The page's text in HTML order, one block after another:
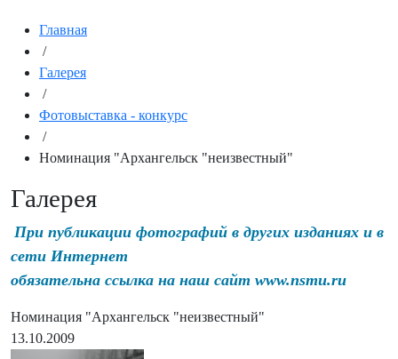
Главная
/
Галерея
/
Фотовыставка - конкурс
/
Номинация "Архангельск "неизвестный"
Галерея
При публикации фотографий в других изданиях и в
сети Интернет
обязательна ссылка на наш сайт www.nsmu.ru
Номинация "Архангельск "неизвестный"
13.10.2009